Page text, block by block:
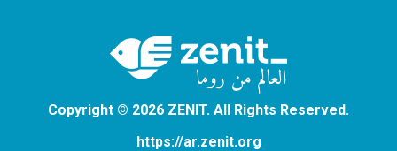
Copyright © 2026 ZENIT. All Rights Reserved.
https://ar.zenit.org